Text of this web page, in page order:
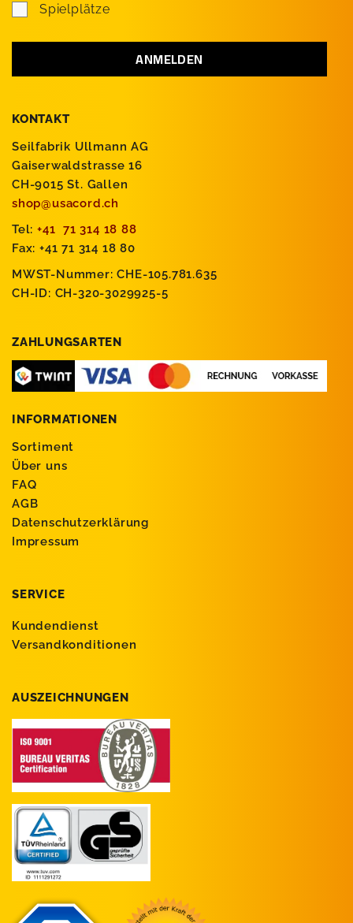
KONTAKT
Seilfabrik Ullmann AG
Gaiserwaldstrasse 16
CH-9015 St. Gallen
shop@usacord.ch
Tel: +41 71 314 18 88
Fax: +41 71 314 18 80
MWST-Nummer: CHE-105.781.635
CH-ID: CH-320-3029925-5
ZAHLUNGSARTEN
INFORMATIONEN
Sortiment
Über uns
FAQ
AGB
Datenschutzerklärung
Impressum
SERVICE
Kundendienst
Versandkonditionen
AUSZEICHNUNGEN
Spielplätze